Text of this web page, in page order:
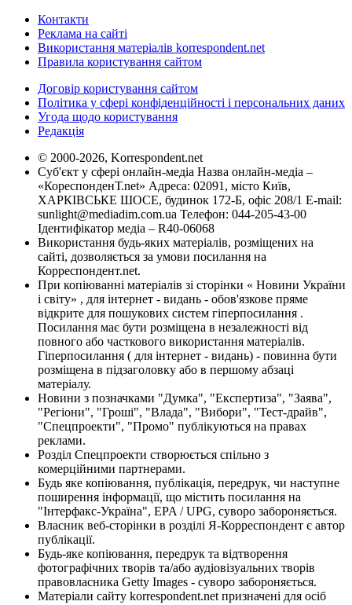
Контакти
Реклама на сайті
Використання матеріалів korrespondent.net
Правила користування сайтом
Договір користування сайтом
Політика у сфері конфіденційності і персональних даних
Угода щодо користування
Редакція
© 2000-2026, Korrespondent.net
Суб'єкт у сфері онлайн-медіа Назва онлайн-медіа –
«КореспонденТ.net» Адреса: 02091, місто Київ,
ХАРКІВСЬКЕ ШОСЕ, будинок 172-Б, офіс 208/1 E-mail:
sunlight@mediadim.com.ua Телефон: 044-205-43-00
Ідентифікатор медіа – R40-06068
Використання будь-яких матеріалів, розміщених на
сайті, дозволяється за умови посилання на
Корреспондент.net.
При копіюванні матеріалів зі сторінки « Новини України
і світу» , для інтернет - видань - обов'язкове пряме
відкрите для пошукових систем гіперпосилання .
Посилання має бути розміщена в незалежності від
повного або часткового використання матеріалів.
Гіперпосилання ( для інтернет - видань) - повинна бути
розміщена в підзаголовку або в першому абзаці
матеріалу.
Новини з позначками "Думка", "Експертиза", "Заява",
"Регіони", "Гроші", "Влада", "Вибори", "Тест-драйв",
"Спецпроекти", "Промо" публікуються на правах
реклами.
Розділ Спецпроекти створюється спільно з
комерційними партнерами.
Будь яке копіювання, публікація, передрук, чи наступне
поширення інформації, що містить посилання на
"Інтерфакс-Україна", EPA / UPG, суворо забороняється.
Власник веб-сторінки в розділі Я-Корреспондент є автор
публікації.
Будь-яке копіювання, передрук та відтворення
фотографічних творів та/або аудіовізуальних творів
правовласника Getty Images - суворо забороняється.
Матеріали сайту korrespondent.net призначені для осіб